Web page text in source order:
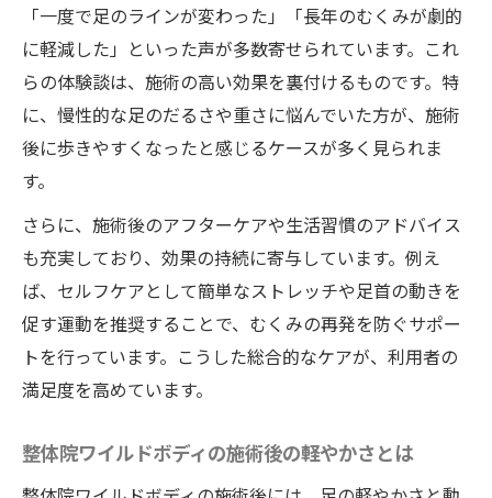
「一度で足のラインが変わった」「長年のむくみが劇的
に軽減した」といった声が多数寄せられています。これ
らの体験談は、施術の高い効果を裏付けるものです。特
に、慢性的な足のだるさや重さに悩んでいた方が、施術
後に歩きやすくなったと感じるケースが多く見られま
す。
さらに、施術後のアフターケアや生活習慣のアドバイス
も充実しており、効果の持続に寄与しています。例え
ば、セルフケアとして簡単なストレッチや足首の動きを
促す運動を推奨することで、むくみの再発を防ぐサポー
トを行っています。こうした総合的なケアが、利用者の
満足度を高めています。
整体院ワイルドボディの施術後の軽やかさとは